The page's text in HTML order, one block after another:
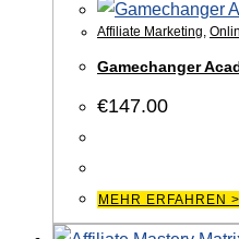
Affiliate Marketing,
Gamechanger
€147.00
MEHR ERFAHREN